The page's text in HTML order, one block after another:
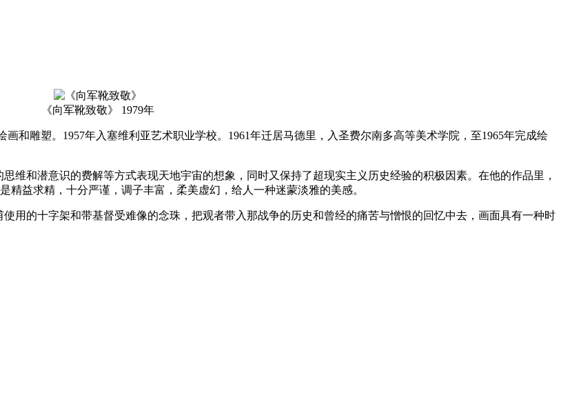
《向军靴致敬》 1979年
和雕塑。1957年入塞维利亚艺术职业学校。1961年迁居马德里，入圣费尔南多高等美术学院，至1965年完成绘
维和潜意识的费解等方式表现天地宇宙的想象，同时又保持了超现实主义历史经验的积极因素。在他的作品里，
益求精，十分严谨，调子丰富，柔美虚幻，给人一种迷蒙淡雅的美感。
用的十字架和带基督受难像的念珠，把观者带入那战争的历史和曾经的痛苦与憎恨的回忆中去，画面具有一种时